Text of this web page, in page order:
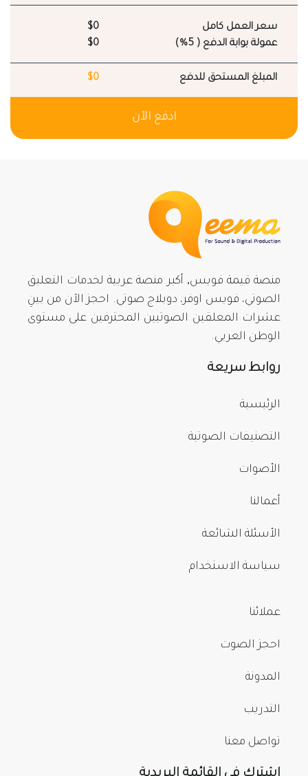
سعر العمل كامل
$0
عمولة بوابة الدفع ( 5%)
$0
المبلغ المستحق للدفع $0
ادفع الآن
منصة قيمة فويس, أكبر منصة عربية لخدمات التعليق
الصوتي، فويس اوفر، دوبلاج صوتي. احجز الآن من بينِ
عشرات المعلقين الصوتيين المحترفين على مستوى
الوطن العربي.
روابط سريعة
الرئيسية
التصنيفات الصوتية
الأصوات
أعمالنا
الأسئلة الشائعة
سياسة الاستخدام
عملائنا
احجز الصوت
المدونة
التدريب
تواصل معنا